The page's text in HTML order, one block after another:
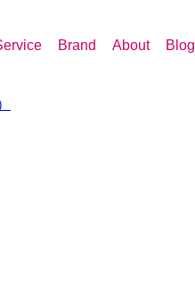
Brand About Blog